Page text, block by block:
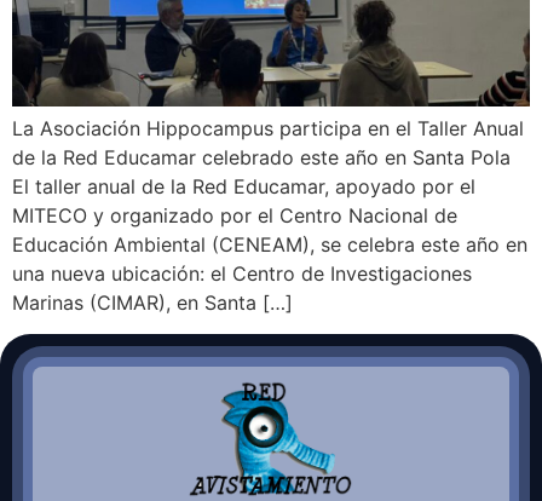
La Asociación Hippocampus participa en el Taller Anual
de la Red Educamar celebrado este año en Santa Pola
El taller anual de la Red Educamar, apoyado por el
MITECO y organizado por el Centro Nacional de
Educación Ambiental (CENEAM), se celebra este año en
una nueva ubicación: el Centro de Investigaciones
Marinas (CIMAR), en Santa […]